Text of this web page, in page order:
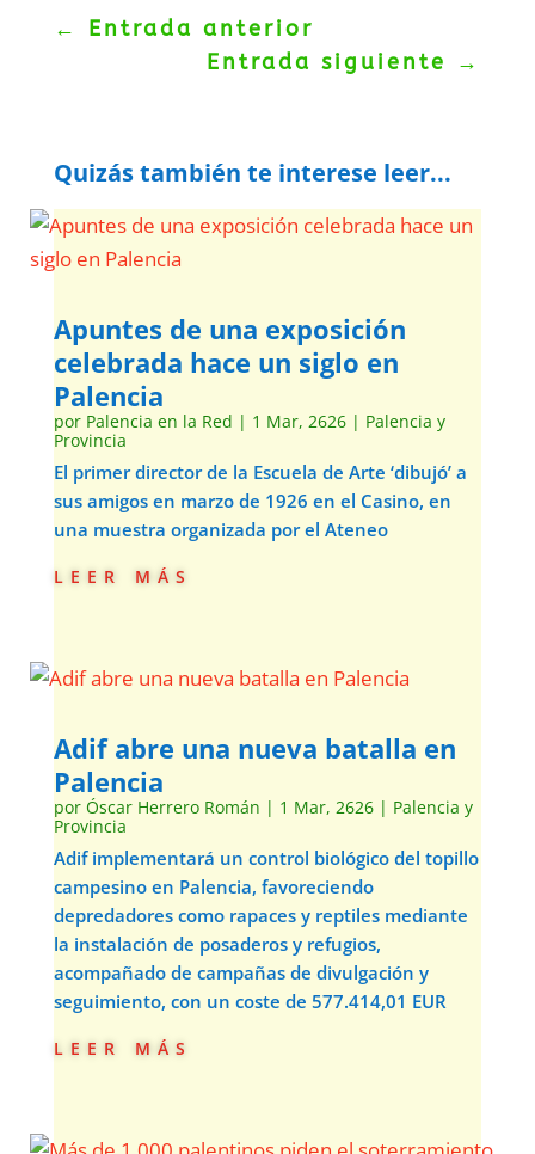
← Entrada anterior
Entrada siguiente
→
Quizás también te interese leer...
Apuntes de una exposición
celebrada hace un siglo en
Palencia
por Palencia en la Red | 1 Mar, 2626| Palencia y
Provincia
El primer director de la Escuela de Arte ‘dibujó’ a
sus amigos en marzo de 1926 en el Casino, en
una muestra organizada por el Ateneo
leer más
Adif abre una nueva batalla en
Palencia
por Óscar Herrero Román | 1 Mar, 2626| Palencia y
Provincia
Adif implementará un control biológico del topillo
campesino en Palencia, favoreciendo
depredadores como rapaces y reptiles mediante
la instalación de posaderos y refugios,
acompañado de campañas de divulgación y
seguimiento, con un coste de 577.414,01 EUR
leer más